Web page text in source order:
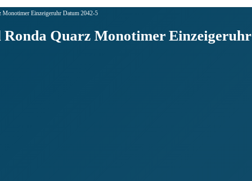
Monotimer Einzeigeruhr Datum 2042-5
Quarz Monotimer